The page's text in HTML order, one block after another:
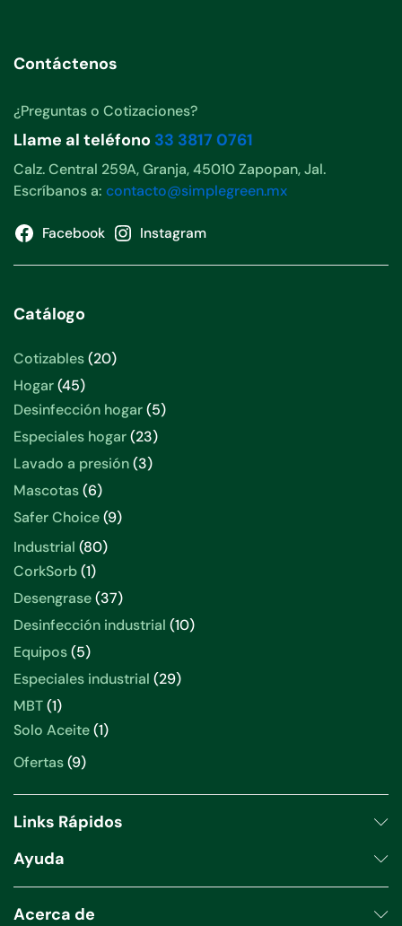
Contáctenos
¿Preguntas o Cotizaciones?
Llame al teléfono 33 3817 0761
Calz. Central 259A, Granja, 45010 Zapopan, Jal.
Escríbanos a: contacto@simplegreen.mx
Facebook Instagram
Catálogo
Cotizables 2020
Hogar 4545
productos
Desinfección hogar 55
Especiales hogar 2323
productos
Lavado a presión 33
Mascotas 66
productos
Safer Choice 99
Industrial 8080
CorkSorb 11
producto
Desengrase 3737
productos
Desinfección industrial 1010
Equipos 55
productos
Especiales industrial 2929
MBT 11
producto
Solo Aceite 11
Ofertas 99
Links Rápidos
Ayuda
Acerca de